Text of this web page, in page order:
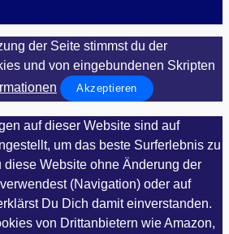
der Seite stimmst du der
und von eingebundenen Skripten
Akzeptieren
auf dieser Website sind auf
um das beste Surferlebnis zu
Website ohne Änderung der
(Navigation) oder auf
Du Dich damit einverstanden.
von Drittanbietern wie Amazon,